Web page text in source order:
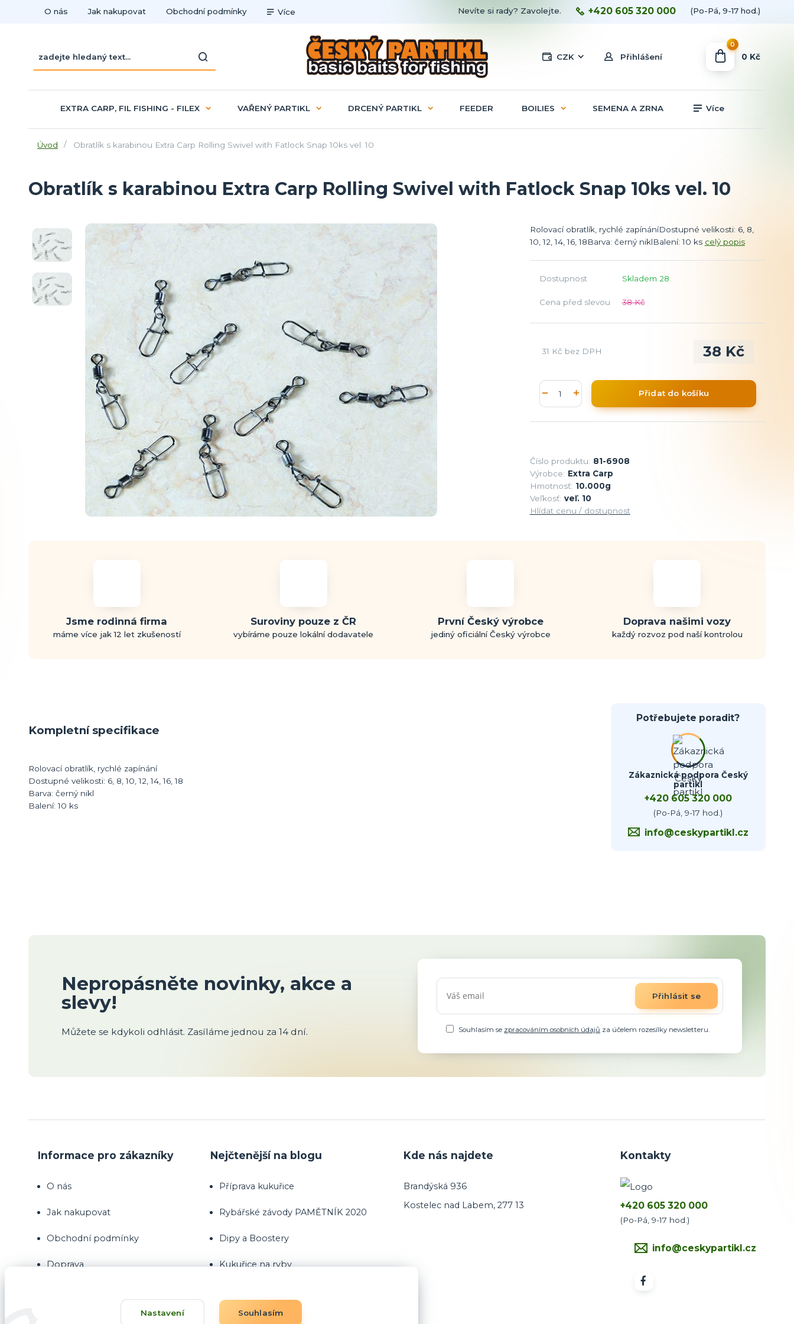
O nás Jak nakupovat Obchodní podmínky Více
CZK Přihlášení
Nevíte si rady? Zavolejte. +420 605 320 000 (Po-Pá, 9-17 hod.)
0
0 Kč
EXTRA CARP, FIL FISHING - FILEX VAŘENÝ PARTIKL DRCENÝ PARTIKL FEEDER BOILIES SEMENA A ZRNA Více
Úvod Obratlík s karabinou Extra Carp Rolling Swivel with Fatlock Snap 10ks vel. 10
Obratlík s karabinou Extra Carp Rolling Swivel with Fatlock Snap 10ks vel. 10
Rolovací obratlík, rychlé zapínáníDostupné velikosti: 6, 8,
10, 12, 14, 16, 18Barva: černý niklBalení: 10 ks celý popis
Dostupnost Skladem 28
Cena před slevou 38 Kč
38 Kč
31 Kč bez DPH
Přidat do košíku
Číslo produktu: 81-6908
Výrobce: Extra Carp
Hmotnosť: 10.000g
Veľkosť: veľ. 10
Hlídat cenu / dostupnost
Jsme rodinná firma
máme více jak 12 let zkušeností
Suroviny pouze z ČR
vybíráme pouze lokální dodavatele
První Český výrobce
jediný oficiální Český výrobce
Doprava našimi vozy
každý rozvoz pod naší kontrolou
Kompletní specifikace
Rolovací obratlík, rychlé zapínání
Dostupné velikosti: 6, 8, 10, 12, 14, 16, 18
Barva: černý nikl
Balení: 10 ks
Potřebujete poradit?
Zákaznická podpora Český
partikl
+420 605 320 000
(Po-Pá, 9-17 hod.)
info@ceskypartikl.cz
Nepropásněte novinky, akce a
slevy!
Můžete se kdykoli odhlásit. Zasíláme jednou za 14 dní.
Přihlásit se
Souhlasím se zpracováním osobních údajů za účelem rozesílky newsletteru.
Informace pro zákazníky
O nás
Jak nakupovat
Obchodní podmínky
Doprava
Nejčtenější na blogu
Příprava kukuřice
Rybářské závody PAMĚTNÍK 2020
Dipy a Boostery
Kukuřice na ryby
Kde nás najdete
Brandýská 936
Kostelec nad Labem, 277 13
Kontakty
+420 605 320 000
(Po-Pá, 9-17 hod.)
info@ceskypartikl.cz
Nastavení Souhlasím